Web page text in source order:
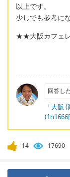
以上です。
少しでも参考に
★★大阪カフェ
回答し
「大阪
(1h1666
14 17690